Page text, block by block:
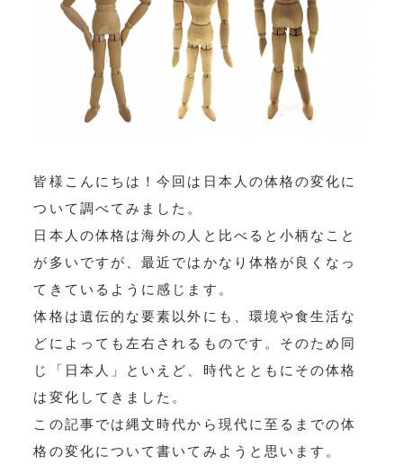
皆様こんにちは！今回は日本人の体格の変化に
ついて調べてみました。
日本人の体格は海外の人と比べると小柄なこと
が多いですが、最近ではかなり体格が良くなっ
てきているように感じます。
体格は遺伝的な要素以外にも、環境や食生活な
どによっても左右されるものです。そのため同
じ「日本人」といえど、時代とともにその体格
は変化してきました。
この記事では縄文時代から現代に至るまでの体
格の変化について書いてみようと思います。